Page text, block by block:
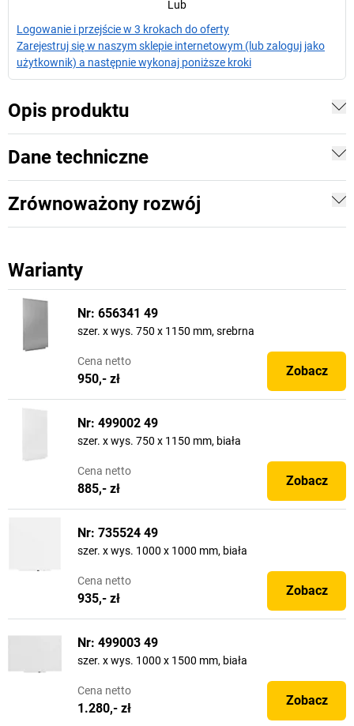
Lub
Logowanie i przejście w 3 krokach do oferty
Zarejestruj się w naszym sklepie internetowym (lub zaloguj jako
użytkownik) a następnie wykonaj poniższe kroki
Opis produktu
Dane techniczne
Zrównoważony rozwój
Warianty
Nr: 656341 49
szer. x wys. 750 x 1150 mm, srebrna
Cena netto
950,- zł
Zobacz
Nr: 499002 49
szer. x wys. 750 x 1150 mm, biała
Cena netto
885,- zł
Zobacz
Nr: 735524 49
szer. x wys. 1000 x 1000 mm, biała
Cena netto
935,- zł
Zobacz
Nr: 499003 49
szer. x wys. 1000 x 1500 mm, biała
Cena netto
1.280,- zł
Zobacz